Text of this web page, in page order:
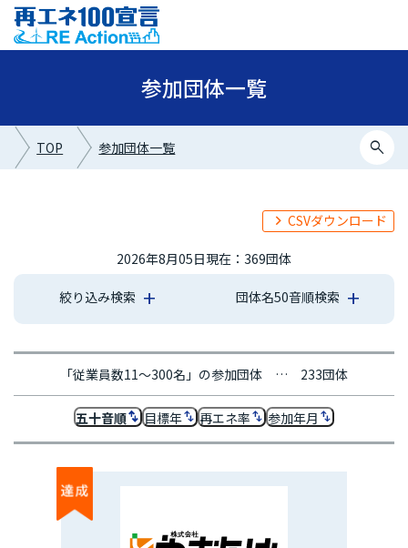
参加団体一覧
TOP 参加団体一覧 search
CSVダウンロード
2026年8月05日現在：369団体
絞り込み検索 団体名50音順検索
「従業員数11～300名」の参加団体 … 233団体
五十音順 目標年 再エネ率 参加年月